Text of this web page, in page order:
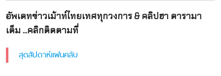
อัพเดทข่าวเม้าท์ไทยเทศทุกวงการ & คลิปฮา ดารามา
เต็ม ...คลิกติดตามที่
สุดสัปดาห์แฟนคลับ